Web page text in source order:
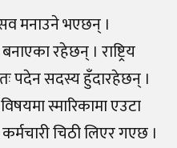
मनाउने भएछन् ।
रहेछन् । राष्ट्रिय
पदेन सदस्य हुँदारहेछन् ।
स्मारिकामा एउटा
चिठी लिएर गएछ ।